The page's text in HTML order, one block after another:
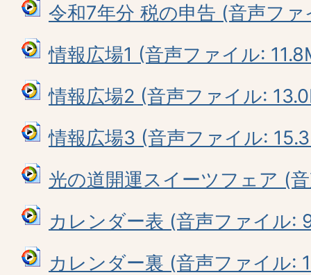
令和7年分 税の申告 (音声フ
情報広場1 (音声ファイル:
情報広場2 (音声ファイル:
情報広場3 (音声ファイル:
光の道開運スイーツフェア (
カレンダー表 (音声ファイル:
カレンダー裏 (音声ファイル: